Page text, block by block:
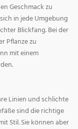
Geschmack zu
in jede Umgebung
Blickfang. Bei der
Pflanze zu
mit einem
Linien und schlichte
sind die richtige
Stil. Sie können aber